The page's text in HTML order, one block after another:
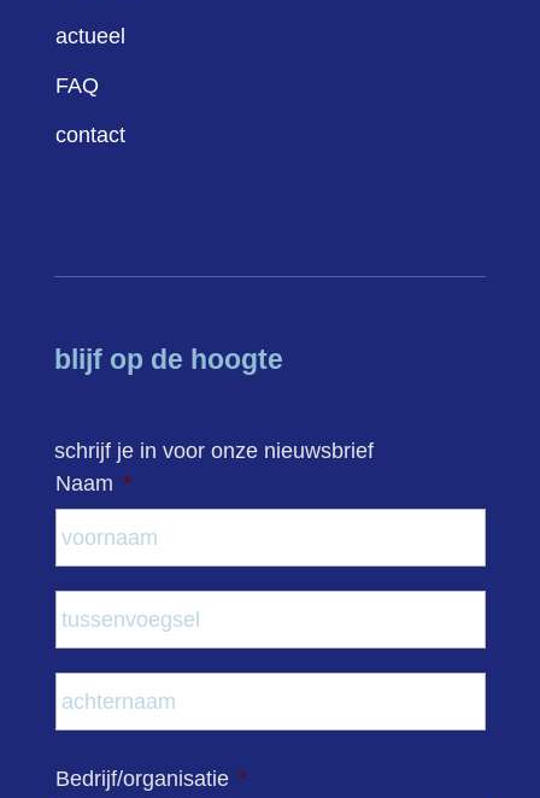
actueel
FAQ
contact
blijf op de hoogte
schrijf je in voor onze nieuwsbrief
Naam *
Bedrijf/organisatie *